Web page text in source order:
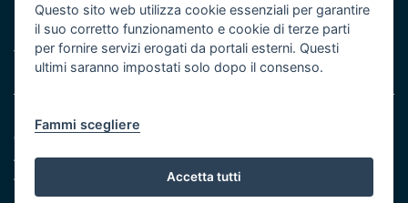
Protezione civile
Vai al sito di Protezione Civile Puglia
Note legali
Cookie e privacy
Amministrazione trasparente
Atti di notifica
Feed RSS
Questo sito web utilizza cookie essenziali per garantire
il suo corretto funzionamento e cookie di terze parti
per fornire servizi erogati da portali esterni. Questi
ultimi saranno impostati solo dopo il consenso.
Fammi scegliere
Accetta tutti